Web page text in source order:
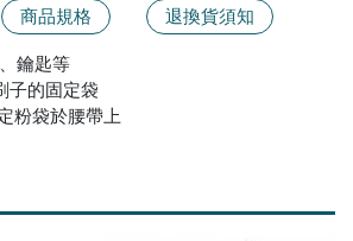
商品規格 退換貨須知
鑰匙等
子的固定袋
粉袋於腰帶上